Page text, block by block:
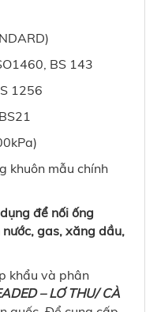
BS 143
1256
khuôn mẫu chính
để nối ống
gas, xăng dầu,
khẩu và phân
– LƠ THU/ CÀ